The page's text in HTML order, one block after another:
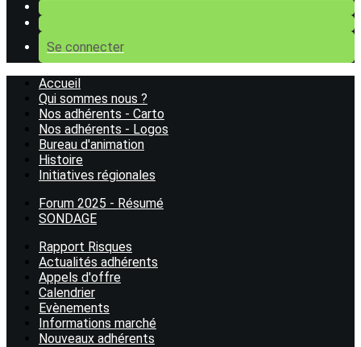
Se connecter
Accueil
Qui sommes nous ?
Nos adhérents - Carto
Nos adhérents - Logos
Bureau d'animation
Histoire
Initiatives régionales
Forum 2025 - Résumé
SONDAGE
Rapport Risques
Actualités adhérents
Appels d'offre
Calendrier
Evènements
Informations marché
Nouveaux adhérents